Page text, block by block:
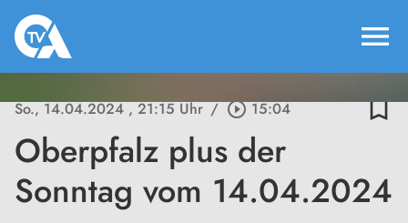
menu
So., 14.04.2024, 21:15 Uhr / play_circle_outline15:04 bookmark_border
Oberpfalz plus der
Sonntag vom 14.04.2024